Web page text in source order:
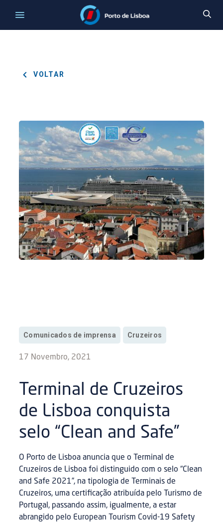
VOLTAR
Comunicados de imprensa Cruzeiros
17 Novembro, 2021
Terminal de Cruzeiros
de Lisboa conquista
selo “Clean and Safe”
O Porto de Lisboa anuncia que o Terminal de
Cruzeiros de Lisboa foi distinguido com o selo “Clean
and Safe 2021”, na tipologia de Terminais de
Cruzeiros, uma certificação atribuída pelo Turismo de
Portugal, passando assim, igualmente, a estar
abrangido pelo European Tourism Covid-19 Safety